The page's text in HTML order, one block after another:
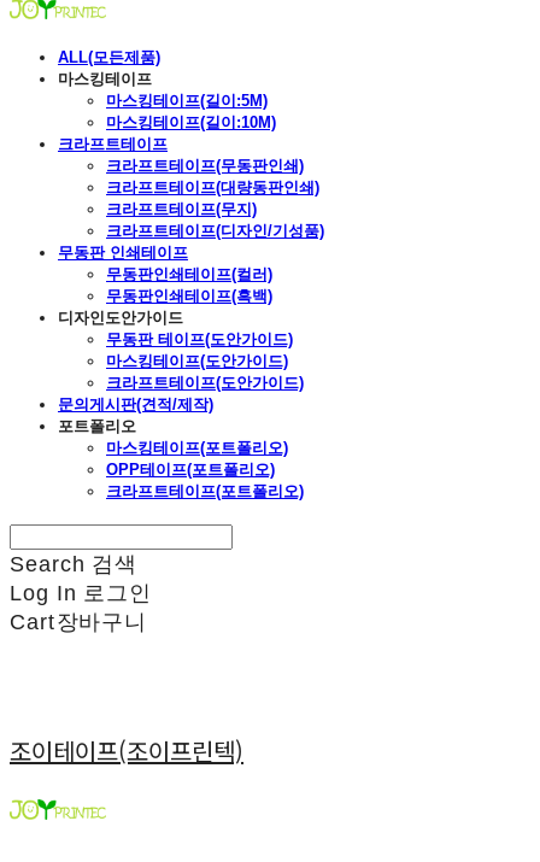
ALL(모든제품)
마스킹테이프
마스킹테이프(길이:5M)
마스킹테이프(길이:10M)
크라프트테이프
크라프트테이프(무동판인쇄)
크라프트테이프(대량동판인쇄)
크라프트테이프(무지)
크라프트테이프(디자인/기성품)
무동판 인쇄테이프
무동판인쇄테이프(컬러)
무동판인쇄테이프(흑백)
디자인도안가이드
무동판 테이프(도안가이드)
마스킹테이프(도안가이드)
크라프트테이프(도안가이드)
문의게시판(견적/제작)
포트폴리오
마스킹테이프(포트폴리오)
OPP테이프(포트폴리오)
크라프트테이프(포트폴리오)
Search 검색
Log In 로그인
Cart장바구니
조이테이프(조이프린텍)